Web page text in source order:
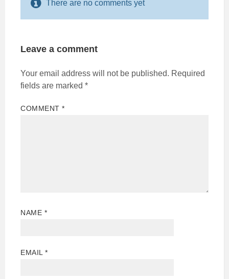
There are no comments yet
Leave a comment
Your email address will not be published. Required
fields are marked *
COMMENT*
NAME *
EMAIL*